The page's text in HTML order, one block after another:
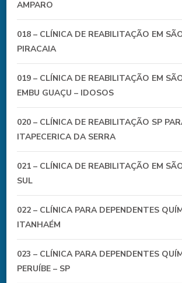
AMPARO
018 – CLÍNICA DE REABILITAÇÃO EM
PIRACAIA
019 – CLÍNICA DE REABILITAÇÃO EM
EMBU GUAÇU – IDOSOS
020 – CLÍNICA DE REABILITAÇÃO SP
ITAPECERICA DA SERRA
021 – CLÍNICA DE REABILITAÇÃO EM
SUL
022 – CLÍNICA PARA DEPENDENTES
ITANHAÉM
023 – CLÍNICA PARA DEPENDENTES
PERUÍBE – SP